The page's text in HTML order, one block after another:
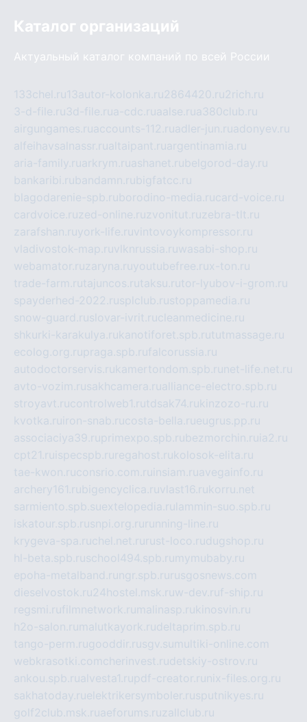
Каталог организаций
Актуальный каталог компаний по всей России
133chel.ru13autor-kolonka.ru2864420.ru2rich.ru
3-d-file.ru3d-file.rua-cdc.ruaalse.rua380club.ru
airgungames.ruaccounts-112.ruadler-jun.ruadonyev.ru
alfeihavsalnassr.rualtaipant.ruargentinamia.ru
aria-family.ruarkrym.ruashanet.rubelgorod-day.ru
bankaribi.rubandamn.rubigfatcc.ru
blagodarenie-spb.ruborodino-media.rucard-voice.ru
cardvoice.ruzed-online.ruzvonitut.ruzebra-tlt.ru
zarafshan.ruyork-life.ruvintovoykompressor.ru
vladivostok-map.ruvlknrussia.ruwasabi-shop.ru
webamator.ruzaryna.ruyoutubefree.rux-ton.ru
trade-farm.rutajuncos.rutaksu.rutor-lyubov-i-grom.ru
spayderhed-2022.rusplclub.rustoppamedia.ru
snow-guard.ruslovar-ivrit.rucleanmedicine.ru
shkurki-karakulya.rukanotiforet.spb.rututmassage.ru
ecolog.org.rupraga.spb.rufalcorussia.ru
autodoctorservis.rukamertondom.spb.ru net-life.net.ru
avto-vozim.rusakhcamera.rualliance-electro.spb.ru
stroyavt.rucontrolweb1.rutdsak74.rukinzozo-ru.ru
kvotka.ru iron-snab.rucosta-bella.rueugrus.pp.ru
associaciya39.ruprimexpo.spb.rubezmorchin.ru ia2.ru
cpt21.ru ispecspb.ru regahost.rukolosok-elita.ru
tae-kwon.ruconsrio.com.ru insiam.ruavegainfo.ru
archery161.rubigencyclica.ruvlast16.rukorru.net
sarmiento.spb.suextelopedia.ru lammin-suo.spb.ru
iskatour.spb.rusnpi.org.ru running-line.ru
krygeva-spa.ruchel.net.ru rust-loco.rudugshop.ru
hl-beta.spb.ruschool494.spb.ru mymubaby.ru
epoha-metalband.ru ngr.spb.ru rusgosnews.com
dieselvostok.ru24hostel.msk.ruw-dev.ruf-ship.ru
regsmi.rufilmnetwork.ru malinasp.rukinosvin.ru
h2o-salon.ru malutkayork.rudeltaprim.spb.ru
tango-perm.rugooddir.rusgv.su multiki-online.com
webkrasotki.comcherinvest.rudetskiy-ostrov.ru
ankou.spb.rualvesta1.rupdf-creator.ru nix-files.org.ru
sakhatoday.ruelektrikersymboler.rusputnikyes.ru
golf2club.msk.ruaeforums.ruzallclub.ru